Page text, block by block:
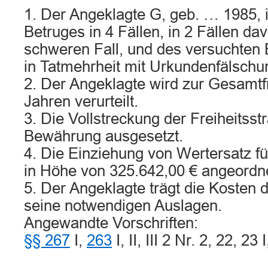
1. Der Angeklagte G, geb. … 1985,
Betruges in 4 Fällen, in 2 Fällen
schweren Fall, und des versuchten
in Tatmehrheit mit
2. Der Angeklagte wird zur
Jahren verurteilt.
3. Die Vollstreckung der
Bewährung ausgesetzt.
4. Die Einziehung von Wertersatz
in Höhe von 325.642,00 €
5. Der Angeklagte trägt die Kosten
seine notwendigen Auslagen.
Angewandte Vorschriften:
§§ 267 I, 263 I, II, III 2 Nr. 2, 22, 23